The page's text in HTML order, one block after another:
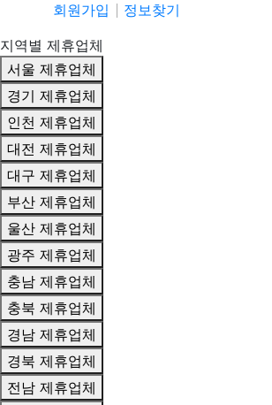
회원가입
정보찾기
지역별 제휴업체
서울 제휴업체
경기 제휴업체
인천 제휴업체
대전 제휴업체
대구 제휴업체
부산 제휴업체
울산 제휴업체
광주 제휴업체
충남 제휴업체
충북 제휴업체
경남 제휴업체
경북 제휴업체
전남 제휴업체